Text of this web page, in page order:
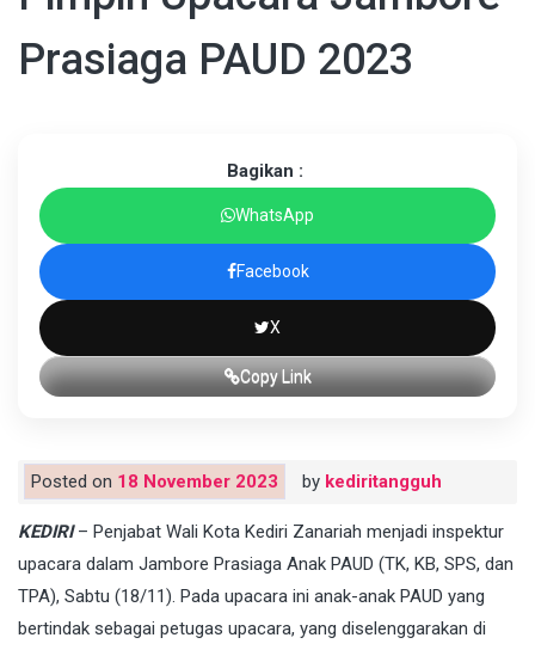
Prasiaga PAUD 2023
Bagikan :
WhatsApp
Facebook
X
Copy Link
Posted on 18 November 2023 by kediritangguh
KEDIRI– Penjabat Wali Kota Kediri Zanariah menjadi inspektur
upacara dalam Jambore Prasiaga Anak PAUD (TK, KB, SPS, dan
TPA), Sabtu (18/11). Pada upacara ini anak-anak PAUD yang
bertindak sebagai petugas upacara, yang diselenggarakan di